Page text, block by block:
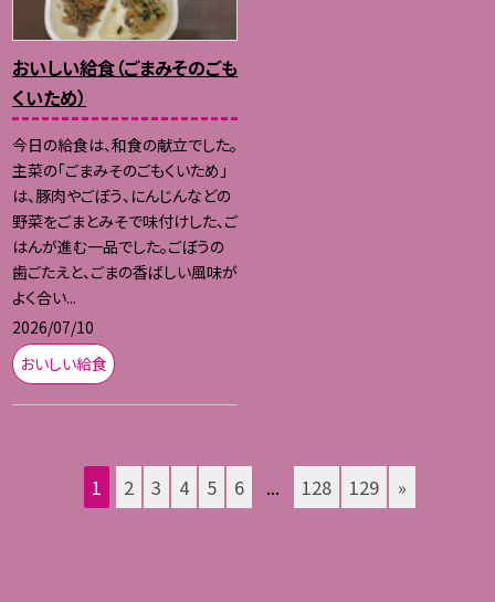
おいしい給食（ごまみそのごも
くいため）
今日の給食は、和食の献立でした。
主菜の「ごまみそのごもくいため」
は、豚肉やごぼう、にんじんなどの
野菜をごまとみそで味付けした、ご
はんが進む一品でした。ごぼうの
歯ごたえと、ごまの香ばしい風味が
よく合い...
2026/07/10
おいしい給食
1 2 3 4 5 6 ... 128 129 »